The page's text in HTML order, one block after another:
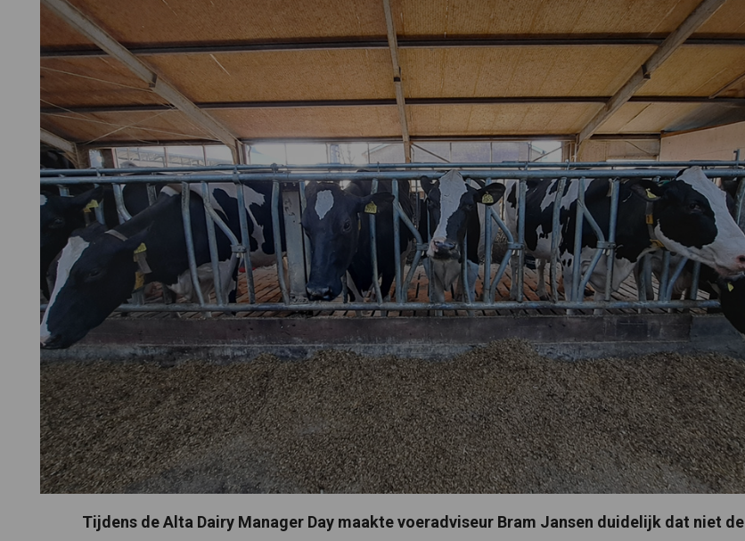
Tijdens de Alta Dairy Manager Day maakte voeradviseur Bram Jansen duidelijk dat niet de